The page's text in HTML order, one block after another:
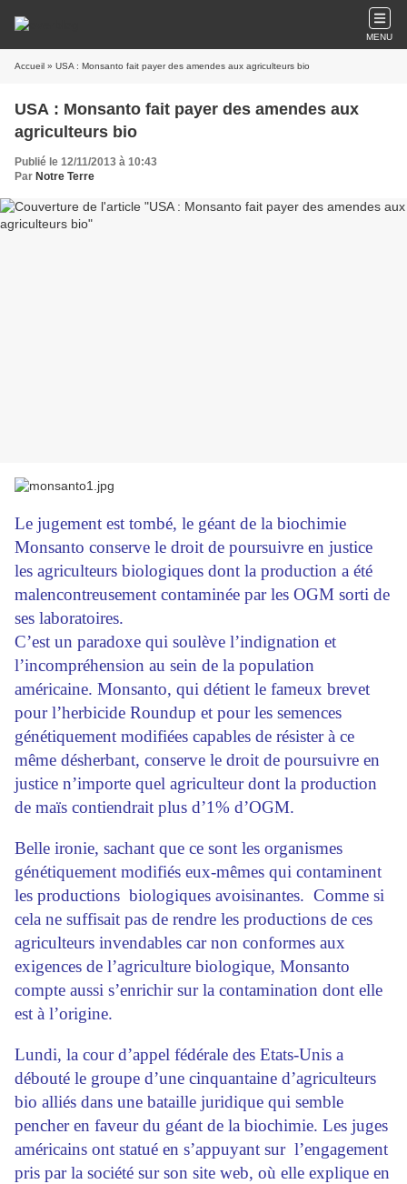
MENU
Accueil » USA : Monsanto fait payer des amendes aux agriculteurs bio
USA : Monsanto fait payer des amendes aux
agriculteurs bio
Publié le 12/11/2013 à 10:43
Par Notre Terre
Le jugement est tombé, le géant de la biochimie
Monsanto conserve le droit de poursuivre en justice
les agriculteurs biologiques dont la production a été
malencontreusement contaminée par les OGM sorti de
ses laboratoires.
C’est un paradoxe qui soulève l’indignation et
l’incompréhension au sein de la population
américaine. Monsanto, qui détient le fameux brevet
pour l’herbicide Roundup et pour les semences
génétiquement modifiées capables de résister à ce
même désherbant, conserve le droit de poursuivre en
justice n’importe quel agriculteur dont la production
de maïs contiendrait plus d’1% d’OGM.
Belle ironie, sachant que ce sont les organismes
génétiquement modifiés eux-mêmes qui contaminent
les productions biologiques avoisinantes. Comme si
cela ne suffisait pas de rendre les productions de ces
agriculteurs invendables car non conformes aux
exigences de l’agriculture biologique, Monsanto
compte aussi s’enrichir sur la contamination dont elle
est à l’origine.
Lundi, la cour d’appel fédérale des Etats-Unis a
débouté le groupe d’une cinquantaine d’agriculteurs
bio alliés dans une bataille juridique qui semble
pencher en faveur du géant de la biochimie. Les juges
américains ont statué en s’appuyant sur l’engagement
pris par la société sur son site web, où elle explique en